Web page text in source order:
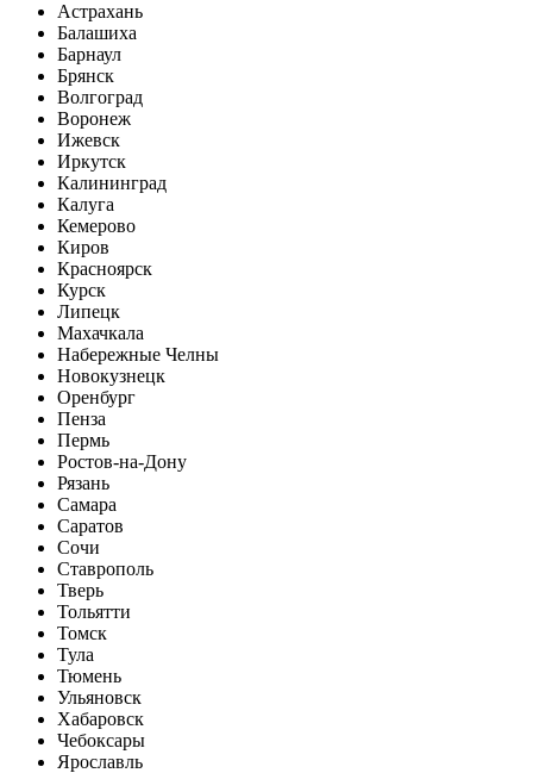
Астрахань
Балашиха
Барнаул
Брянск
Волгоград
Воронеж
Ижевск
Иркутск
Калининград
Калуга
Кемерово
Киров
Красноярск
Курск
Липецк
Махачкала
Набережные Челны
Новокузнецк
Оренбург
Пенза
Пермь
Ростов-на-Дону
Рязань
Самара
Саратов
Сочи
Ставрополь
Тверь
Тольятти
Томск
Тула
Тюмень
Ульяновск
Хабаровск
Чебоксары
Ярославль